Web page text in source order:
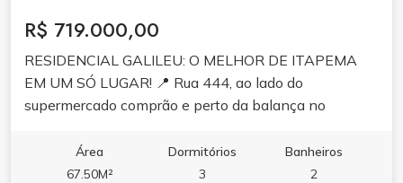
R$ 719.000,00
RESIDENCIAL GALILEU: O MELHOR DE ITAPEMA
EM UM SÓ LUGAR! 📍 Rua 444, ao lado do
supermercado comprão e perto da balança no
Onde o conforto, praticidade e elegância se
encontram. Localizado em uma das áreas mais
Área
67.50M²
Dormitórios
3
Banheiros
2